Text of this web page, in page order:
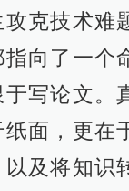
克技术难
向了一个
写论文。
面，更在
及将知识